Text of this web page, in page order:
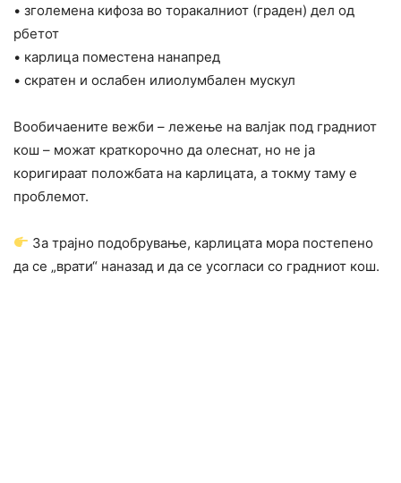
• зголемена кифоза во торакалниот (граден) дел од
рбетот
• карлица поместена нанапред
• скратен и ослабен илиолумбален мускул
Вообичаените вежби – лежење на валјак под градниот
кош – можат краткорочно да олеснат, но не ја
коригираат положбата на карлицата, а токму таму е
проблемот.
За трајно подобрување, карлицата мора постепено
да се „врати“ наназад и да се усогласи со градниот кош.